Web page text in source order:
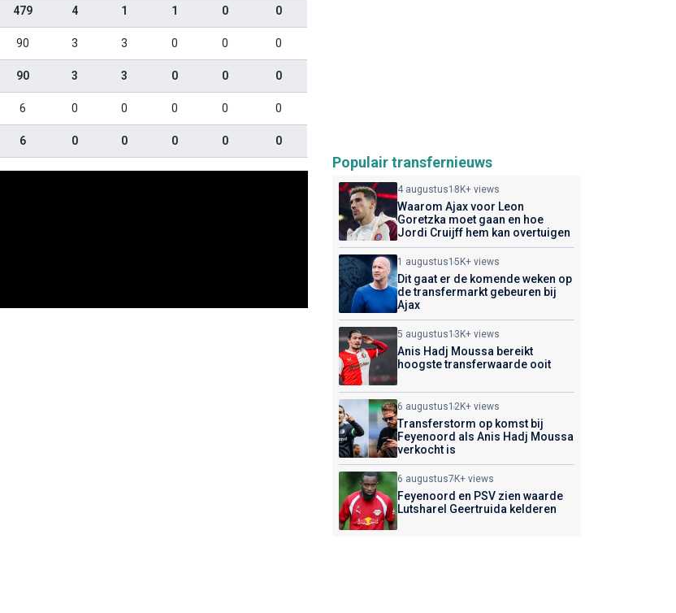
479 4 1 1 0 0
90 3 3 0 0 0
90 3 3 0 0 0
6 0 0 0 0 0
6 0 0 0 0 0
Populair transfernieuws
4 augustus18K+ views
Waarom Ajax voor Leon
Goretzka moet gaan en hoe
Jordi Cruijff hem kan overtuigen
1 augustus15K+ views
Dit gaat er de komende weken op
de transfermarkt gebeuren bij
Ajax
5 augustus13K+ views
Anis Hadj Moussa bereikt
hoogste transferwaarde ooit
6 augustus12K+ views
Transferstorm op komst bij
Feyenoord als Anis Hadj Moussa
verkocht is
6 augustus7K+ views
Feyenoord en PSV zien waarde
Lutsharel Geertruida kelderen